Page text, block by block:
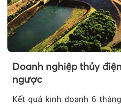
Doanh nghiệp thủy
ngược
Kết quả kinh doanh 6